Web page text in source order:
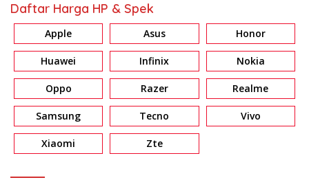
Daftar Harga HP & Spek
Apple Asus Honor
Huawei Infinix Nokia
Oppo Razer Realme
Samsung Tecno Vivo
Xiaomi Zte